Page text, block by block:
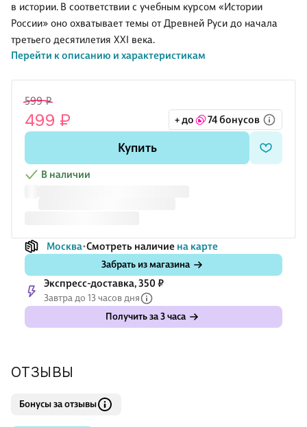
в истории. В соответствии с учебным курсом «Истории
России» оно охватывает темы от Древней Руси до начала
третьего десятилетия XXI века.
Иллюстрированное издание ориентировано прежде всего
этапы исторического пути нашей страны.
Перейти к описанию и характеристикам
599 ₽
499 ₽ + до 74 бонусов
Купить
В наличии
Москва Смотреть наличие на карте
Забрать из магазина
Экспресс-доставка, 350 ₽
Завтра до 13 часов дня
Получить за 3 часа
ОТЗЫВЫ
Бонусы за отзывы